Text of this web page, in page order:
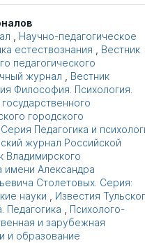
Научно-педагогическое
естествознания
Вестник
педагогического
журнал
Вестник
Философия. Психология.
городского
Педагогика и
журнал Российской
Владимирского
имени Александра
Столетовых. Серия:
науки
Известия
Педагогика
Психолого-
и зарубежная
и образование